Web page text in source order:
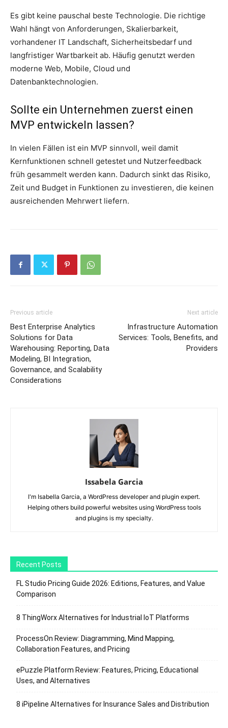
Es gibt keine pauschal beste Technologie. Die richtige
Wahl hängt von Anforderungen, Skalierbarkeit,
vorhandener IT Landschaft, Sicherheitsbedarf und
langfristiger Wartbarkeit ab. Häufig genutzt werden
moderne Web, Mobile, Cloud und
Datenbanktechnologien.
Sollte ein Unternehmen zuerst einen
MVP entwickeln lassen?
In vielen Fällen ist ein MVP sinnvoll, weil damit
Kernfunktionen schnell getestet und Nutzerfeedback
früh gesammelt werden kann. Dadurch sinkt das Risiko,
Zeit und Budget in Funktionen zu investieren, die keinen
ausreichenden Mehrwert liefern.
Previous article
Best Enterprise Analytics
Solutions for Data
Warehousing: Reporting, Data
Modeling, BI Integration,
Governance, and Scalability
Considerations
Next article
Infrastructure Automation
Services: Tools, Benefits, and
Providers
Issabela Garcia
I'm Isabella Garcia, a WordPress developer and plugin expert.
Helping others build powerful websites using WordPress tools
and plugins is my specialty.
Recent Posts
FL Studio Pricing Guide 2026: Editions, Features, and Value
Comparison
8 ThingWorx Alternatives for Industrial IoT Platforms
ProcessOn Review: Diagramming, Mind Mapping,
Collaboration Features, and Pricing
ePuzzle Platform Review: Features, Pricing, Educational
Uses, and Alternatives
8 iPipeline Alternatives for Insurance Sales and Distribution